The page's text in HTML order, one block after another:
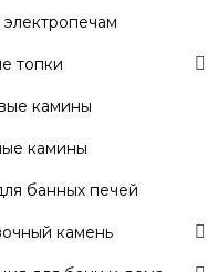
электропечам
топки
камины
камины
банных печей
камень